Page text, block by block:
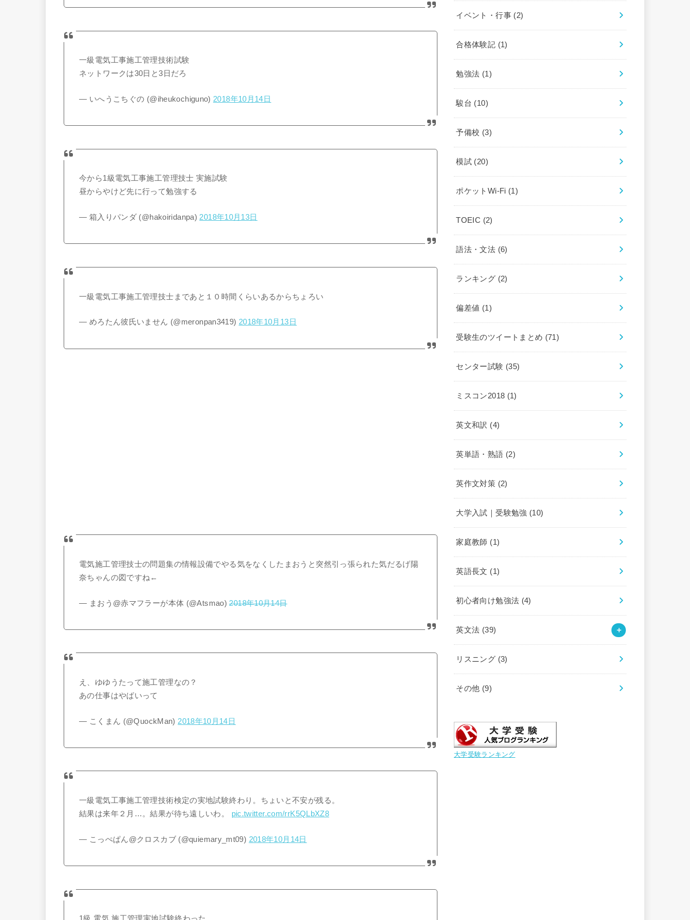
一級電気工事施工管理技術試験
ネットワークは30日と3日だろ
— いへうこちぐの (@iheukochiguno) 2018年10月14日
今から1級電気工事施工管理技士 実施試験
昼からやけど先に行って勉強する
— 箱入りパンダ (@hakoiridanpa) 2018年10月13日
一級電気工事施工管理技士まであと１０時間くらいあるからちょろい
— めろたん彼氏いません (@meronpan3419) 2018年10月13日
電気施工管理技士の問題集の情報設備でやる気をなくしたまおうと突然引っ張られた気だるげ陽
奈ちゃんの図ですね←
— まおう@赤マフラーが本体 (@Atsmao)2018年10月14日
え、ゆゆうたって施工管理なの？
あの仕事はやばいって
— こくまん (@QuockMan) 2018年10月14日
一級電気工事施工管理技術検定の実地試験終わり。ちょいと不安が残る。
結果は来年２月…。結果が待ち遠しいわ。 pic.twitter.com/rrK5QLbXZ8
— こっぺぱん@クロスカブ (@quiemary_mt09) 2018年10月14日
イベント・行事 (2)
合格体験記 (1)
勉強法 (1)
駿台 (10)
予備校 (3)
模試 (20)
ポケットWi-Fi (1)
TOEIC (2)
語法・文法 (6)
ランキング (2)
偏差値 (1)
受験生のツイートまとめ (71)
センター試験 (35)
ミスコン2018 (1)
英文和訳 (4)
英単語・熟語 (2)
英作文対策 (2)
大学入試｜受験勉強 (10)
家庭教師 (1)
英語長文 (1)
初心者向け勉強法 (4)
英文法 (39)
リスニング (3)
その他 (9)
大学受験ランキング